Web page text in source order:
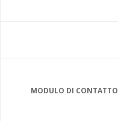
MODULO DI CONTATTO